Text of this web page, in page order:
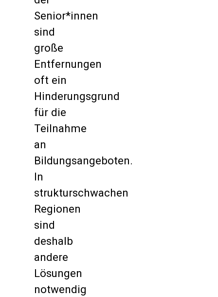
Senior*innen
sind
große
Entfernungen
oft ein
Hinderungsgrund
für die
Teilnahme
an
Bildungsangeboten.
In
strukturschwachen
Regionen
sind
deshalb
andere
Lösungen
notwendig